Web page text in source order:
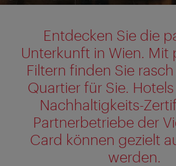
Entdecken Sie die
Unterkunft in Wien. Mit
Filtern finden Sie
Quartier für Sie.
Nachhaltigkeits-
Partnerbetriebe der
Card können gezielt
werden.